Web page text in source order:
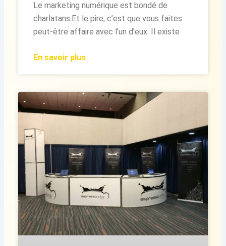
Le marketing numérique est bondé de
charlatans.Et le pire, c’est que vous faites
peut-être affaire avec l’un d’eux. Il existe
En savoir plus